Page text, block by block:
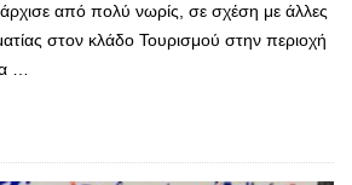
από πολύ νωρίς, σε σχέση με άλλες
στον κλάδο Τουρισμού στην περιοχή
…